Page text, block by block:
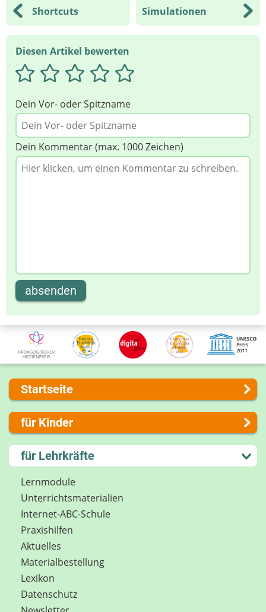
Shortcuts Simulationen
Diesen Artikel bewerten
Dein Vor- oder Spitzname
Dein Kommentar (max. 1000 Zeichen)
absenden
Startseite
Über uns
Presse
Kontakt
Impressum
Internet-ABC Sitemap
Barrierefreiheit
Länderprojekte
für Kinder
Lernen und Schule
Hobby und Freizeit
Spiel und Spaß
Mitreden und Mitmachen
Lexikon
Datenschutz
Newsletter
für Lehrkräfte
Lernmodule
Unterrichts­materialien
Internet-ABC-Schule
Praxishilfen
Aktuelles
Materialbestellung
Lexikon
Datenschutz